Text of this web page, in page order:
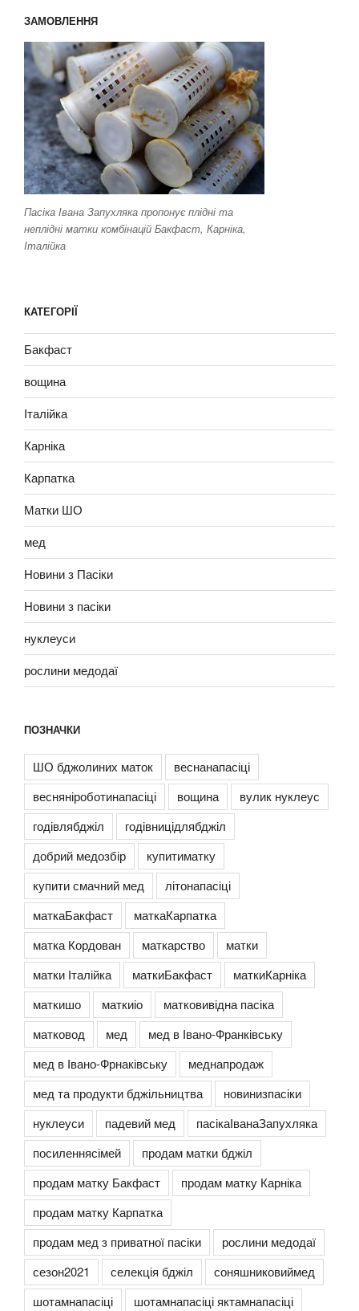
ЗАМОВЛЕННЯ
Пасіка Івана Запухляка пропонує плідні та
неплідні матки комбінацій Бакфаст, Карніка,
Італійка
КАТЕГОРІЇ
Бакфаст
вощина
Італійка
Карніка
Карпатка
Матки ШО
мед
Новини з Пасіки
Новини з пасіки
нуклеуси
рослини медодаї
ПОЗНАЧКИ
ШО бджолиних маток
веснанапасіці
весняніроботинапасіці
вощина
вулик нуклеус
годівлябджіл
годівницідлябджіл
добрий медозбір
купитиматку
купити смачний мед
літонапасіці
маткаБакфаст
маткаКарпатка
матка Кордован
маткарство
матки
матки Італійка
маткиБакфаст
маткиКарніка
маткишо
маткиіо
матковивідна пасіка
матковод
мед
мед в Івано-Франківську
мед в Івано-Фрнаківську
меднапродаж
мед та продукти бджільництва
новинизпасіки
нуклеуси
падевий мед
пасікаІванаЗапухляка
посиленнясімей
продам матки бджіл
продам матку Бакфаст
продам матку Карніка
продам матку Карпатка
продам мед з приватної пасіки
рослини медодаї
сезон2021
селекція бджіл
соняшниковиймед
шотамнапасіці
шотамнапасіці яктамнапасіці